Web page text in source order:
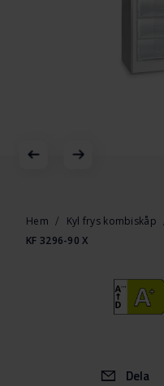
början
Hem Kyl frys kombiskåp
KF 3296-90 X
Dela